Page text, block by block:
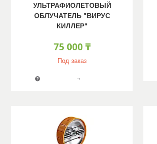
УЛЬТРАФИОЛЕТОВЫЙ
ОБЛУЧАТЕЛЬ "ВИРУС
КИЛЛЕР"
75 000 ₸
Под заказ